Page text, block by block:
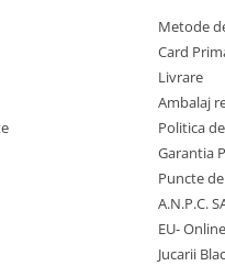
Metode
Card
Livrare
Ambalaj
Politica
Garantia
Puncte
A.N.P.C.
EU-
Jucarii